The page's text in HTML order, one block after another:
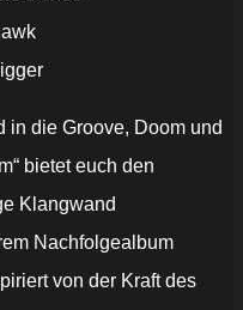
in die Groove, Doom und
bietet euch den
Klangwand
Nachfolgealbum
von der Kraft des